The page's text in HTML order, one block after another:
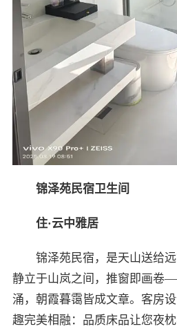
锦泽苑民宿卫生间
住·云中雅居
锦泽苑民宿，是天山送给
静立于山岚之间，推窗即画卷
涌，朝霞暮霭皆成文章。客房
趣完美相融：品质床品让您夜